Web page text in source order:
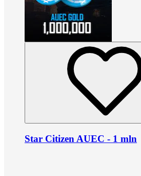
Star Citizen AUEC - 1 mln